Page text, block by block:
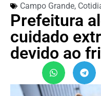
Campo Grande,
Prefeitura
cuidado
devido ao